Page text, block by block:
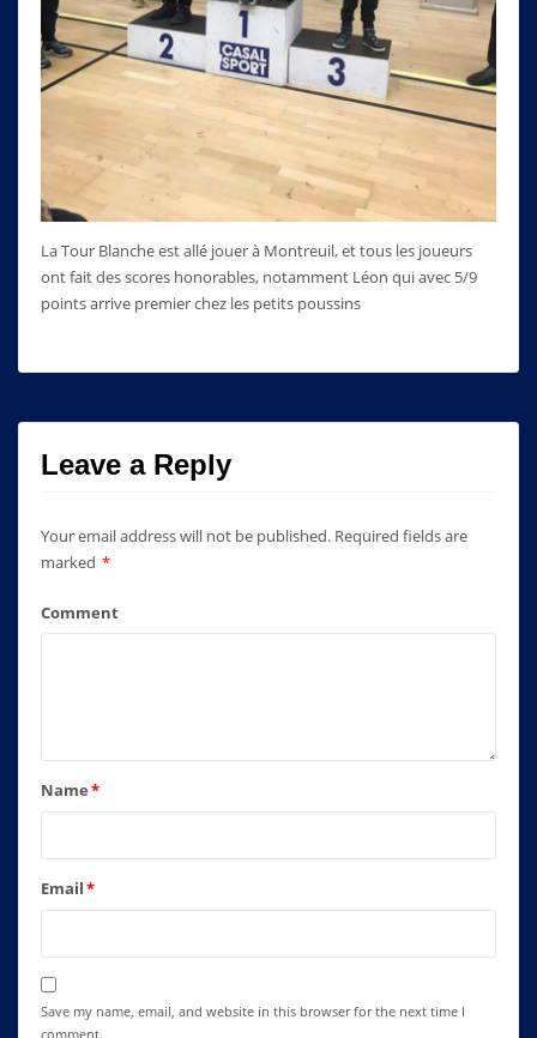
La Tour Blanche est allé jouer à Montreuil, et tous les joueurs
ont fait des scores honorables, notamment Léon qui avec 5/9
points arrive premier chez les petits poussins
Leave a Reply
Your email address will not be published. Required fields are
marked *
Comment
Name*
Email*
Save my name, email, and website in this browser for the next time I
comment.